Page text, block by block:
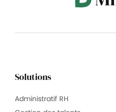
Solutions
Administratif RH